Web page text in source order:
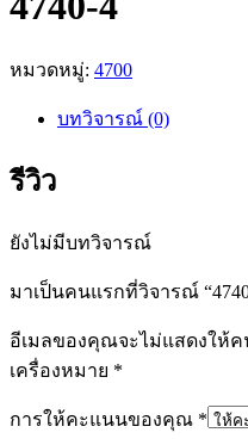
หมวดหมู่: 4700
บทวิจารณ์ (0)
รีวิว
ยังไม่มีบทวิจารณ์
มาเป็นคนแรกที่วิจารณ์
อีเมลของคุณจะไม่แสดงให้
เครื่องหมาย *
การให้คะแนนของคุณ *